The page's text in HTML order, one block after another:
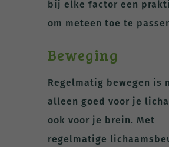
bij elke factor een
om meteen toe te
Beweging
Regelmatig bewegen is
alleen goed voor je
ook voor je brein. Met
regelmatige